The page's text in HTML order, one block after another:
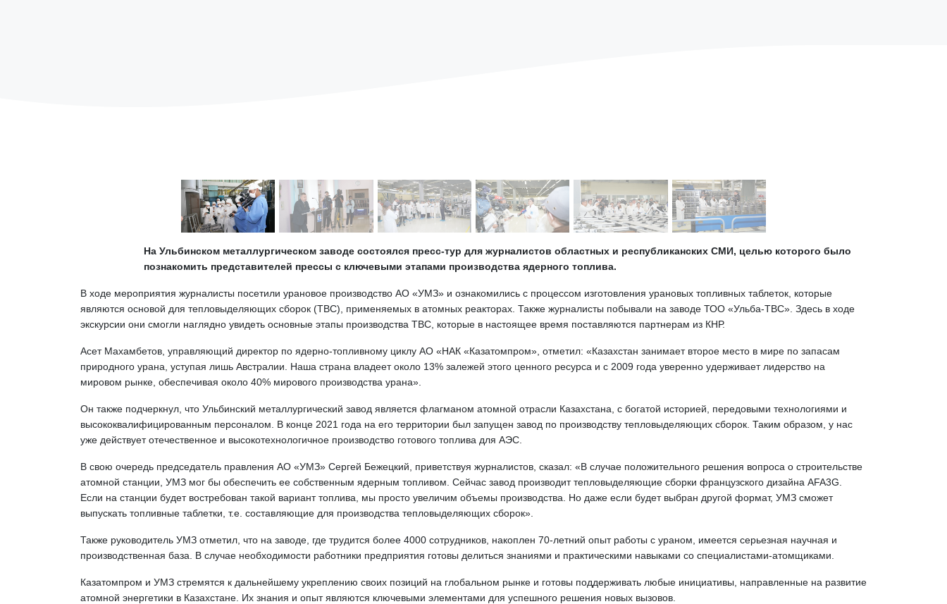
На Ульбинском металлургическом заводе состоялся пресс-тур для журналистов областных и республиканских СМИ, целью которого было
познакомить представителей прессы с ключевыми этапами производства ядерного топлива.
В ходе мероприятия журналисты посетили урановое производство АО «УМЗ» и ознакомились с процессом изготовления урановых топливных таблеток, которые
являются основой для тепловыделяющих сборок (ТВС), применяемых в атомных реакторах. Также журналисты побывали на заводе ТОО «Ульба-ТВС». Здесь в ходе
экскурсии они смогли наглядно увидеть основные этапы производства ТВС, которые в настоящее время поставляются партнерам из КНР.
Асет Махамбетов, управляющий директор по ядерно-топливному циклу АО «НАК «Казатомпром», отметил: «Казахстан занимает второе место в мире по запасам
природного урана, уступая лишь Австралии. Наша страна владеет около 13% залежей этого ценного ресурса и с 2009 года уверенно удерживает лидерство на
мировом рынке, обеспечивая около 40% мирового производства урана».
Он также подчеркнул, что Ульбинский металлургический завод является флагманом атомной отрасли Казахстана, с богатой историей, передовыми технологиями и
высококвалифицированным персоналом. В конце 2021 года на его территории был запущен завод по производству тепловыделяющих сборок. Таким образом, у нас
уже действует отечественное и высокотехнологичное производство готового топлива для АЭС.
В свою очередь председатель правления АО «УМЗ» Сергей Бежецкий, приветствуя журналистов, сказал: «В случае положительного решения вопроса о строительстве
атомной станции, УМЗ мог бы обеспечить ее собственным ядерным топливом. Сейчас завод производит тепловыделяющие сборки французского дизайна AFA3G.
Если на станции будет востребован такой вариант топлива, мы просто увеличим объемы производства. Но даже если будет выбран другой формат, УМЗ сможет
выпускать топливные таблетки, т.е. составляющие для производства тепловыделяющих сборок».
Также руководитель УМЗ отметил, что на заводе, где трудится более 4000 сотрудников, накоплен 70-летний опыт работы с ураном, имеется серьезная научная и
производственная база. В случае необходимости работники предприятия готовы делиться знаниями и практическими навыками со специалистами-атомщиками.
Казатомпром и УМЗ стремятся к дальнейшему укреплению своих позиций на глобальном рынке и готовы поддерживать любые инициативы, направленные на развитие
атомной энергетики в Казахстане. Их знания и опыт являются ключевыми элементами для успешного решения новых вызовов.